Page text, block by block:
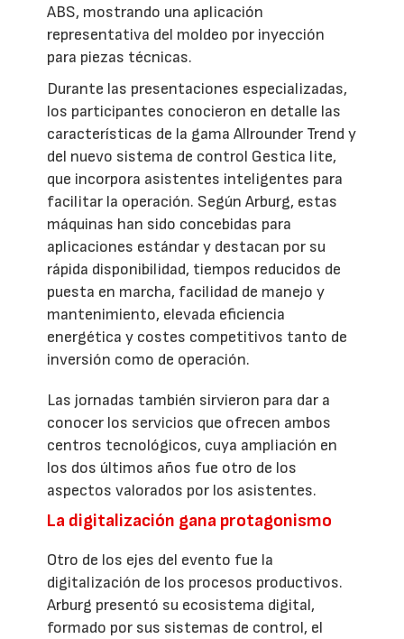
ABS, mostrando una aplicación
representativa del moldeo por inyección
para piezas técnicas.
Durante las presentaciones especializadas,
los participantes conocieron en detalle las
características de la gama Allrounder Trend y
del nuevo sistema de control Gestica lite,
que incorpora asistentes inteligentes para
facilitar la operación. Según Arburg, estas
máquinas han sido concebidas para
aplicaciones estándar y destacan por su
rápida disponibilidad, tiempos reducidos de
puesta en marcha, facilidad de manejo y
mantenimiento, elevada eficiencia
energética y costes competitivos tanto de
inversión como de operación.
Las jornadas también sirvieron para dar a
conocer los servicios que ofrecen ambos
centros tecnológicos, cuya ampliación en
los dos últimos años fue otro de los
aspectos valorados por los asistentes.
La digitalización gana protagonismo
Otro de los ejes del evento fue la
digitalización de los procesos productivos.
Arburg presentó su ecosistema digital,
formado por sus sistemas de control, el